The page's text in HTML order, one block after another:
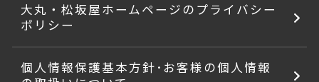
大丸・松坂屋ホームページのプライバシー
ポリシー
個人情報保護基本方針･お客様の個人情報